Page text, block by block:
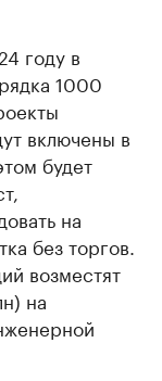
году в
1000
включены в
будет
на
без торгов.
возместят
на